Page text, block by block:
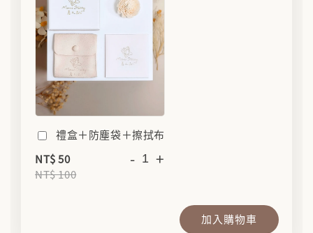
禮盒＋防塵袋＋擦拭布
NT$ 50
NT$ 100
- +
加入購物車